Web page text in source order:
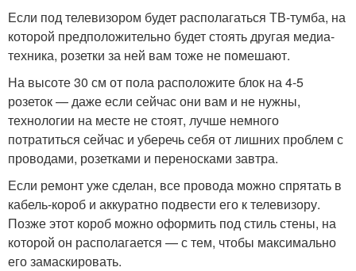
Если под телевизором будет располагаться ТВ-тумба, на
которой предположительно будет стоять другая медиа-
техника, розетки за ней вам тоже не помешают.
На высоте 30 см от пола расположите блок на 4-5
розеток — даже если сейчас они вам и не нужны,
технологии на месте не стоят, лучше немного
потратиться сейчас и уберечь себя от лишних проблем с
проводами, розетками и переносками завтра.
Если ремонт уже сделан, все провода можно спрятать в
кабель-короб и аккуратно подвести его к телевизору.
Позже этот короб можно оформить под стиль стены, на
которой он располагается — с тем, чтобы максимально
его замаскировать.